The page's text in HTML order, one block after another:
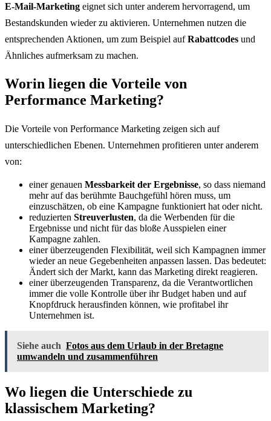
E-Mail-Marketing eignet sich unter anderem hervorragend, um
Bestandskunden wieder zu aktivieren. Unternehmen nutzen die
entsprechenden Aktionen, um zum Beispiel aufRabattcodes und
Ähnliches aufmerksam zu machen.
Worin liegen die Vorteile von
Performance Marketing?
Die Vorteile von Performance Marketing zeigen sich auf
unterschiedlichen Ebenen. Unternehmen profitieren unter anderem
von:
einer genauen Messbarkeit der Ergebnisse, so dass niemand
mehr auf das berühmte Bauchgefühl hören muss, um
einzuschätzen, ob eine Kampagne funktioniert hat oder nicht.
reduzierten Streuverlusten, da die Werbenden für die
Ergebnisse und nicht für das bloße Ausspielen einer
Kampagne zahlen.
einer überzeugenden Flexibilität, weil sich Kampagnen immer
wieder an neue Gegebenheiten anpassen lassen. Das bedeutet:
Ändert sich der Markt, kann das Marketing direkt reagieren.
einer überzeugenden Transparenz, da die Verantwortlichen
immer die volle Kontrolle über ihr Budget haben und auf
Knopfdruck herausfinden können, wie profitabel ihr
Unternehmen ist.
Siehe auch Fotos aus dem Urlaub in der Bretagne
umwandeln und zusammenführen
Wo liegen die Unterschiede zu
klassischem Marketing?